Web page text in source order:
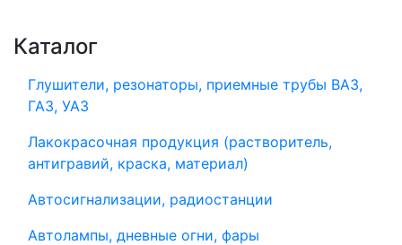
Каталог
Глушители, резонаторы, приемные трубы ВАЗ,
ГАЗ, УАЗ
Лакокрасочная продукция (растворитель,
антигравий, краска, материал)
Автосигнализации, радиостанции
Автолампы, дневные огни, фары